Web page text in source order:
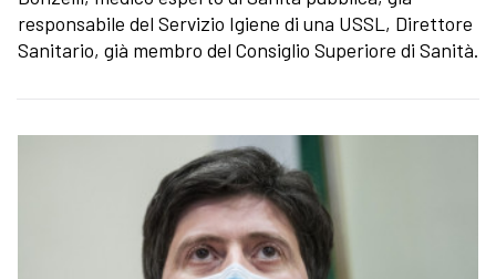
responsabile del Servizio Igiene di una USSL, Direttore
Sanitario, già membro del Consiglio Superiore di Sanità.